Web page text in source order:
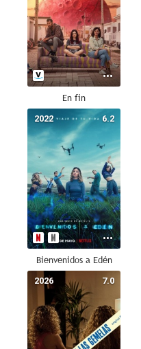
En fin
6.2
2022
Bienvenidos a Edén
7.0
2026